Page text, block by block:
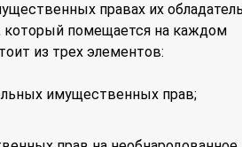
правах их
который помещается на каждом
из трех элементов:
имущественных прав;